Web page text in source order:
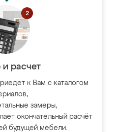
расчет
к Вам с каталогом
замеры,
окончательный расчёт
будущей мебели.